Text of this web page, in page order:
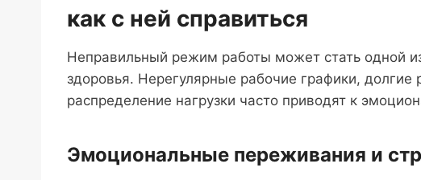
как с ней справиться
Неправильный режим работы может стать одной
здоровья. Нерегулярные рабочие графики, долгие
распределение нагрузки часто приводят к
Эмоциональные переживания и